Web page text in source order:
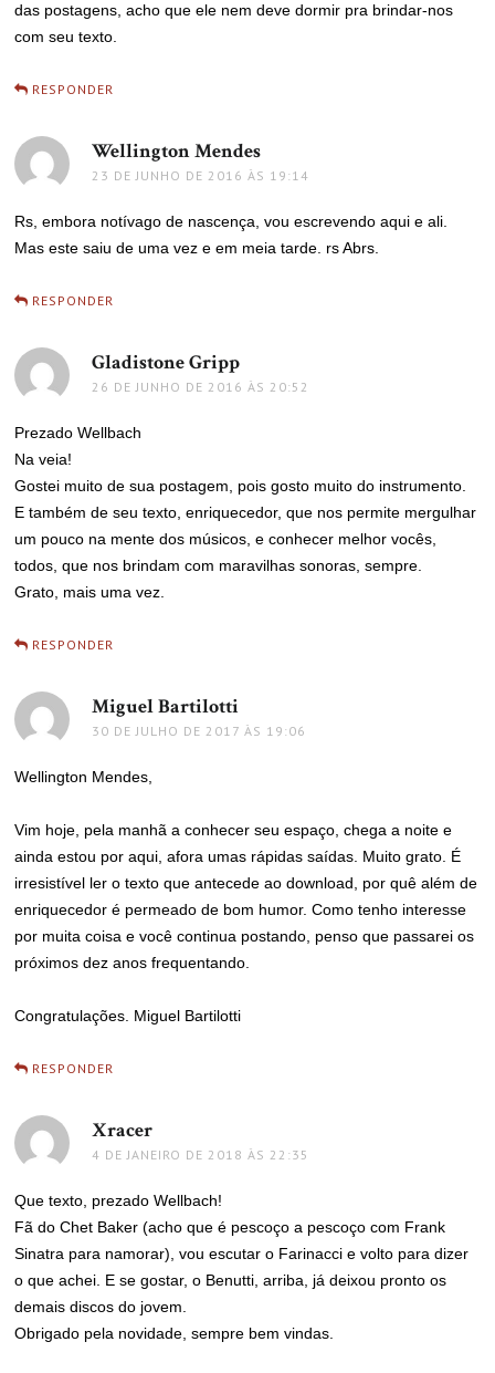
das postagens, acho que ele nem deve dormir pra brindar-nos
com seu texto.
RESPONDER
Wellington Mendes
23 DE JUNHO DE 2016 ÀS 19:14
Rs, embora notívago de nascença, vou escrevendo aqui e ali.
Mas este saiu de uma vez e em meia tarde. rs Abrs.
RESPONDER
Gladistone Gripp
26 DE JUNHO DE 2016 ÀS 20:52
Prezado Wellbach
Na veia!
Gostei muito de sua postagem, pois gosto muito do instrumento.
E também de seu texto, enriquecedor, que nos permite mergulhar
um pouco na mente dos músicos, e conhecer melhor vocês,
todos, que nos brindam com maravilhas sonoras, sempre.
Grato, mais uma vez.
RESPONDER
Miguel Bartilotti
30 DE JULHO DE 2017 ÀS 19:06
Wellington Mendes,
Vim hoje, pela manhã a conhecer seu espaço, chega a noite e
ainda estou por aqui, afora umas rápidas saídas. Muito grato. É
irresistível ler o texto que antecede ao download, por quê além de
enriquecedor é permeado de bom humor. Como tenho interesse
por muita coisa e você continua postando, penso que passarei os
próximos dez anos frequentando.
Congratulações. Miguel Bartilotti
RESPONDER
Xracer
4 DE JANEIRO DE 2018 ÀS 22:35
Que texto, prezado Wellbach!
Fã do Chet Baker (acho que é pescoço a pescoço com Frank
Sinatra para namorar), vou escutar o Farinacci e volto para dizer
o que achei. E se gostar, o Benutti, arriba, já deixou pronto os
demais discos do jovem.
Obrigado pela novidade, sempre bem vindas.